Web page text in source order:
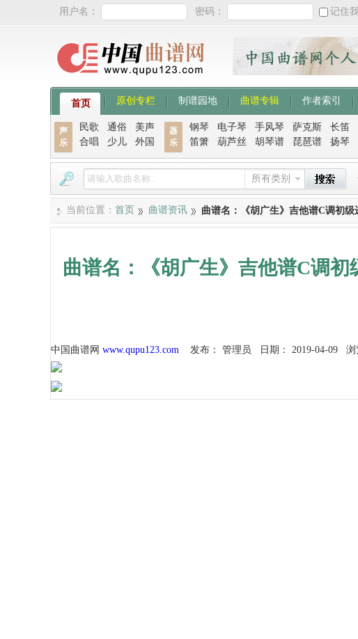
用户名： 密码： 记住
首页 原创专栏 制谱园地 曲谱专辑 作者索引
声
乐
民歌 通俗
美声
合唱
少儿 外国
器
乐
钢琴 电子琴 手风琴 萨克斯 长笛
笛箫
葫芦丝 胡琴谱 琵琶谱 扬琴
所有类别
当前位置： 首页 曲谱资讯 曲谱名：《胡广生》吉他谱C调初
曲谱名：《胡广生》吉他谱C调
中国曲谱网 www.qupu123.com 发布： 管理员 日期： 2019-04-09 浏